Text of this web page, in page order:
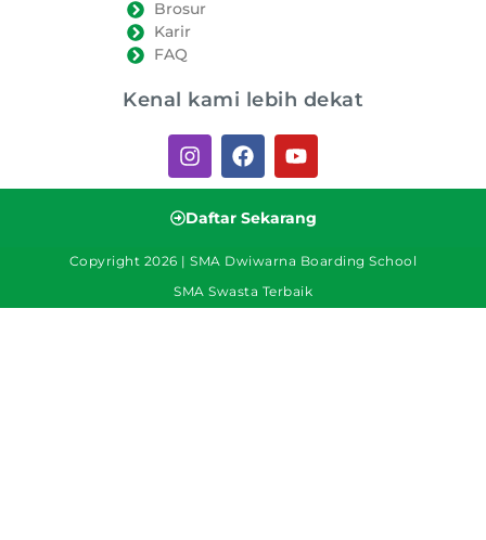
Brosur
Karir
FAQ
Kenal kami lebih dekat
Daftar Sekarang
Copyright 2026 | SMA Dwiwarna Boarding School
SMA Swasta Terbaik